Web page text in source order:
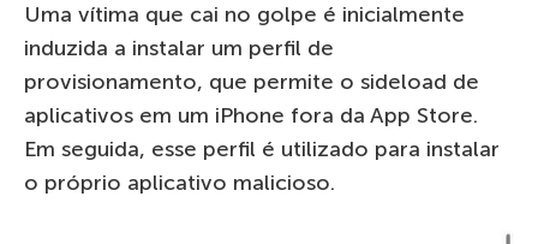
Uma vítima que cai no golpe é inicialmente
induzida a instalar um perfil de
provisionamento, que permite o sideload de
aplicativos em um iPhone fora da App Store.
Em seguida, esse perfil é utilizado para instalar
o próprio aplicativo malicioso.